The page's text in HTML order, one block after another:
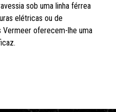
sob uma linha férrea
elétricas ou de
oferecem-lhe uma